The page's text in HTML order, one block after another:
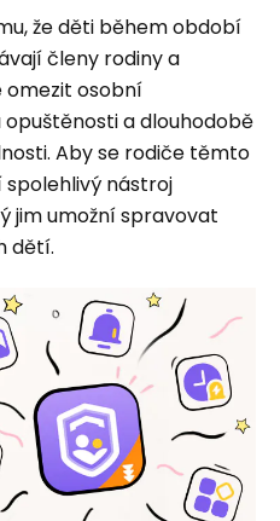
že děti během období
členy rodiny a
omezit osobní
a dlouhodobě
Aby se rodiče těmto
spolehlivý nástroj
jim umožní spravovat
dětí.